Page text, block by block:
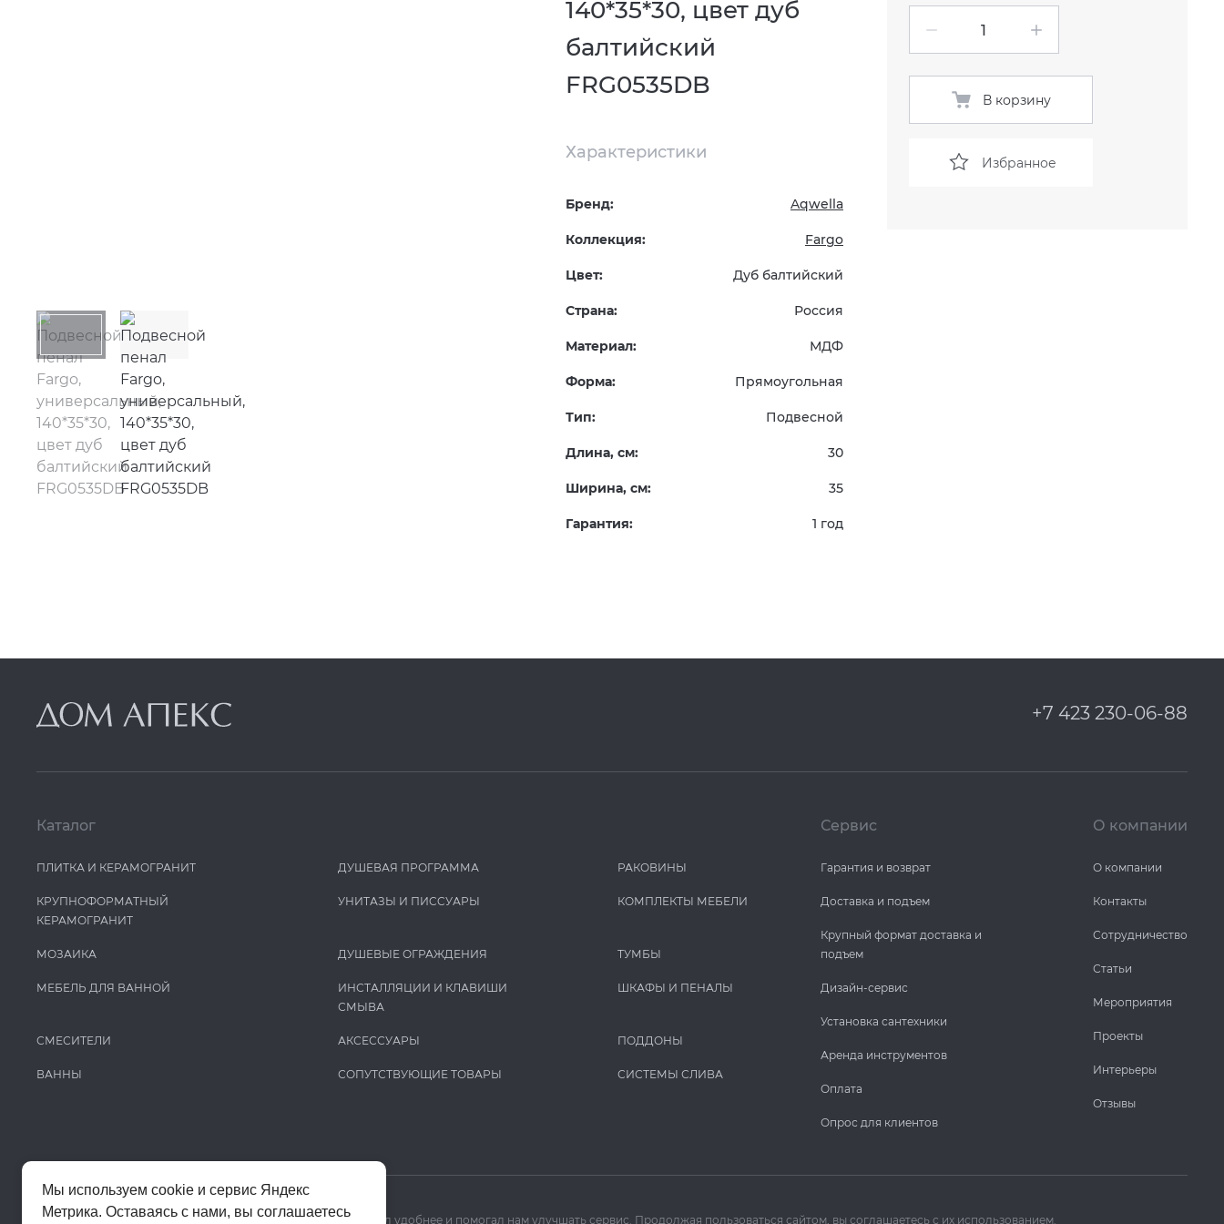
140*35*30, цвет дуб
балтийский
FRG0535DB
Характеристики
Бренд: Aqwella
Коллекция: Fargo
Цвет: Дуб балтийский
Страна: Россия
Материал: МДФ
Форма: Прямоугольная
Тип: Подвесной
Длина, см: 30
Ширина, см: 35
Гарантия: 1 год
В корзину
Избранное
+7 423 230-06-88
Каталог
ПЛИТКА И КЕРАМОГРАНИТ
КРУПНОФОРМАТНЫЙ
КЕРАМОГРАНИТ
МОЗАИКА
МЕБЕЛЬ ДЛЯ ВАННОЙ
СМЕСИТЕЛИ
ВАННЫ
ДУШЕВАЯ ПРОГРАММА
УНИТАЗЫ И ПИCCУАРЫ
ДУШЕВЫЕ ОГРАЖДЕНИЯ
ИНСТАЛЛЯЦИИ И КЛАВИШИ
СМЫВА
АКСЕССУАРЫ
СОПУТСТВУЮЩИЕ ТОВАРЫ
РАКОВИНЫ
КОМПЛЕКТЫ МЕБЕЛИ
ТУМБЫ
ШКАФЫ И ПЕНАЛЫ
ПОДДОНЫ
СИСТЕМЫ СЛИВА
Сервис
Гарантия и возврат
Доставка и подъем
Крупный формат доставка и
подъем
Дизайн-сервис
Установка сантехники
Аренда инструментов
Оплата
Опрос для клиентов
О компании
О компании
Контакты
Сотрудничество
Статьи
Мероприятия
Проекты
Интерьеры
Отзывы
Мы используем cookie и Яндекс Метрику, чтобы сайт работал удобнее и помогал нам улучшать сервис. Продолжая пользоваться сайтом, вы соглашаетесь с их использованием.
Мы используем cookie и сервис Яндекс
Метрика. Оставаясь с нами, вы соглашаетесь